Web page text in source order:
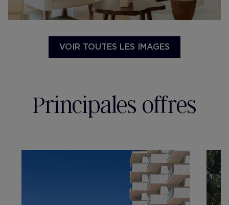
VOIR TOUTES LES IMAGES
Principales offres